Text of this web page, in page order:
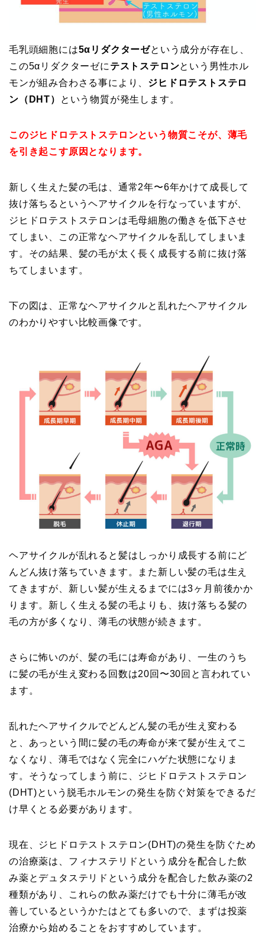
毛乳頭細胞には5αリダクターゼという成分が存在し、
この5αリダクターゼに テストステロンという男性ホル
モンが組み合わさる事により、 ジヒドロテストステロ
ン（DHT）
という物質が発生します。
このジヒドロテストステロンという物質こそが、薄毛
を引き起こす原因となります。
新しく生えた髪の毛は、通常2年〜6年かけて成長して
抜け落ちるというヘアサイクルを行なっていますが、
ジヒドロテストステロンは毛母細胞の働きを低下させ
てしまい、この正常なヘアサイクルを乱してしまいま
す。その結果、髪の毛が太く長く成長する前に抜け落
ちてしまいます。
下の図は、正常なヘアサイクルと乱れたヘアサイクル
のわかりやすい比較画像です。
ヘアサイクルが乱れると髪はしっかり成長する前にど
んどん抜け落ちていきます。また新しい髪の毛は生え
てきますが、新しい髪が生えるまでには3ヶ月前後かか
ります。新しく生える髪の毛よりも、抜け落ちる髪の
毛の方が多くなり、薄毛の状態が続きます。
さらに怖いのが、髪の毛には寿命があり、一生のうち
に髪の毛が生え変わる回数は20回〜30回と言われてい
ます。
乱れたヘアサイクルでどんどん髪の毛が生え変わる
と、あっという間に髪の毛の寿命が来て髪が生えてこ
なくなり、薄毛ではなく完全にハゲた状態になりま
す。そうなってしまう前に、ジヒドロテストステロン
(DHT)という脱毛ホルモンの発生を防ぐ対策をできるだ
け早くとる必要があります。
現在、ジヒドロテストステロン(DHT)の発生を防ぐため
の治療薬は、フィナステリドという成分を配合した飲
み薬とデュタステリドという成分を配合した飲み薬の2
種類があり、これらの飲み薬だけでも十分に薄毛が改
善しているというかたはとても多いので、まずは投薬
治療から始めることをおすすめしています。